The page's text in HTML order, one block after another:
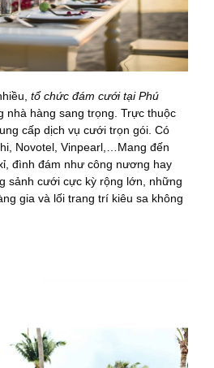
tổ chức đám cưới tại Phú
nhà hàng sang trọng. Trực thuộc
cấp dịch vụ cưới trọn gói. Có
Novotel, Vinpearl,…Mang đến
đình đám như công nương hay
sảnh cưới cực kỳ rộng lớn, những
gia và lối trang trí kiêu sa không